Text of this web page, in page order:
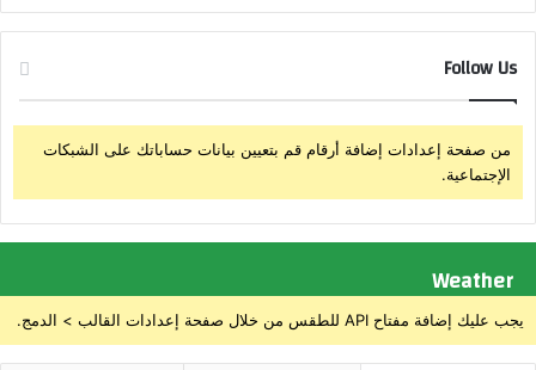
Follow Us
من صفحة إعدادات إضافة أرقام قم بتعيين بيانات حساباتك على الشبكات
الإجتماعية.
Weather
يجب عليك إضافة مفتاح API للطقس من خلال صفحة إعدادات القالب > الدمج.